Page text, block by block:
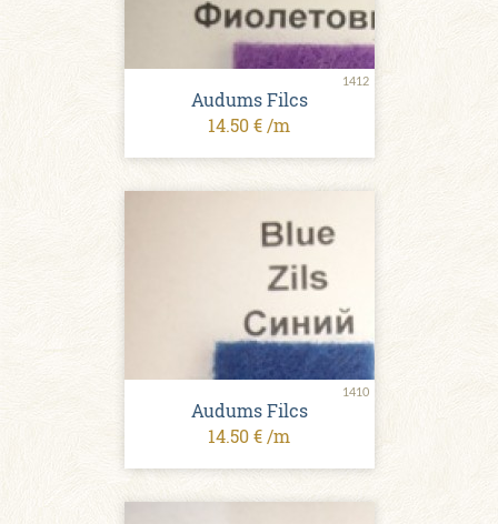
1412
Audums Filcs
14.50 € /m
1410
Audums Filcs
14.50 € /m